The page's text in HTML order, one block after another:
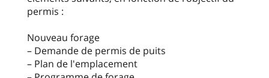
permis :
Nouveau forage
– Demande de permis de puits
– Plan de l'emplacement